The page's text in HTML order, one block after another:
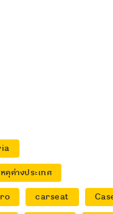
ตุต่างประเทศ
carseat